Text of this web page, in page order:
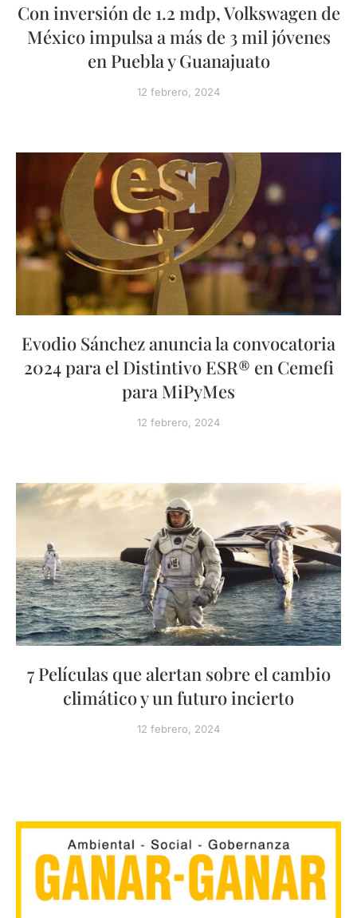
Con inversión de 1.2 mdp, Volkswagen de
México impulsa a más de 3 mil jóvenes
en Puebla y Guanajuato
12 febrero, 2024
Evodio Sánchez anuncia la convocatoria
2024 para el Distintivo ESR® en Cemefi
para MiPyMes
12 febrero, 2024
7 Películas que alertan sobre el cambio
climático y un futuro incierto
12 febrero, 2024